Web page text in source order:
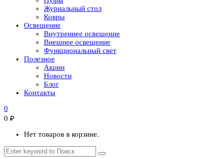
Журнальный стол
Ковры
Освещение
Внутреннее освещение
Внешнее освещение
Функциональный свет
Полезное
Акции
Новости
Блог
Контакты
0
0 ₽
Нет товаров в корзине.